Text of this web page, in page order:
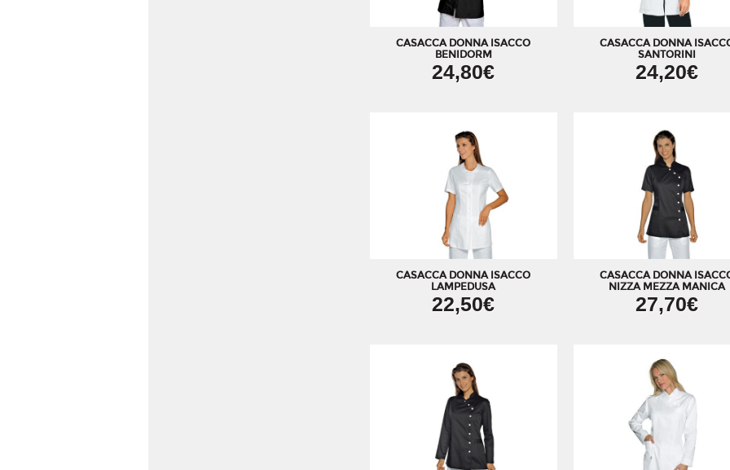
CASACCA DONNA ISACCO
BENIDORM
24,80€
CASACCA DONNA
SANTORINI
24,20€
CASACCA DONNA ISACCO
LAMPEDUSA
22,50€
CASACCA DONNA
NIZZA MEZZA MANICA
27,70€